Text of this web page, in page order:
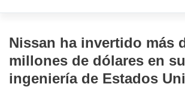
Nissan ha invertido más
millones de dólares en
ingeniería de Estados